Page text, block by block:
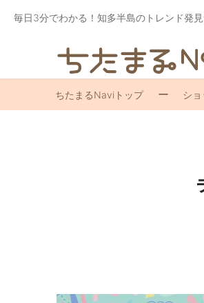
毎日3分でわかる！知多半島のトレンド発見
ちたまるNaviトップ シ